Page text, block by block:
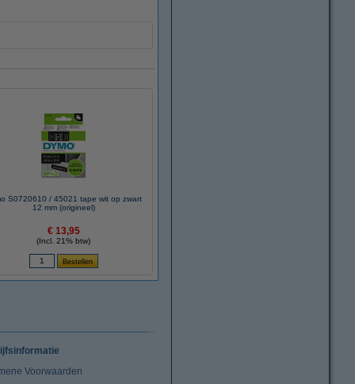
S0720610 / 45021 tape wit op zwart
12 mm (origineel)
€ 13,95
(Incl. 21% btw)
Voorwaarden